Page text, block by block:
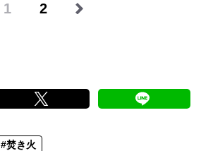
1 2
#焚き火